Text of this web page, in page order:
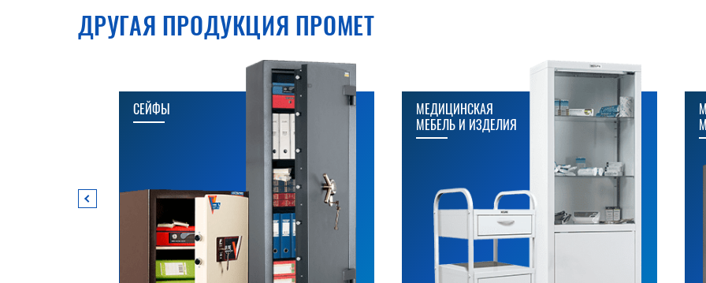
ДРУГАЯ ПРОДУКЦИЯ ПРОМЕТ
СЕЙФЫ
МЕДИЦИНСКАЯ
МЕБЕЛЬ И ИЗДЕЛИЯ